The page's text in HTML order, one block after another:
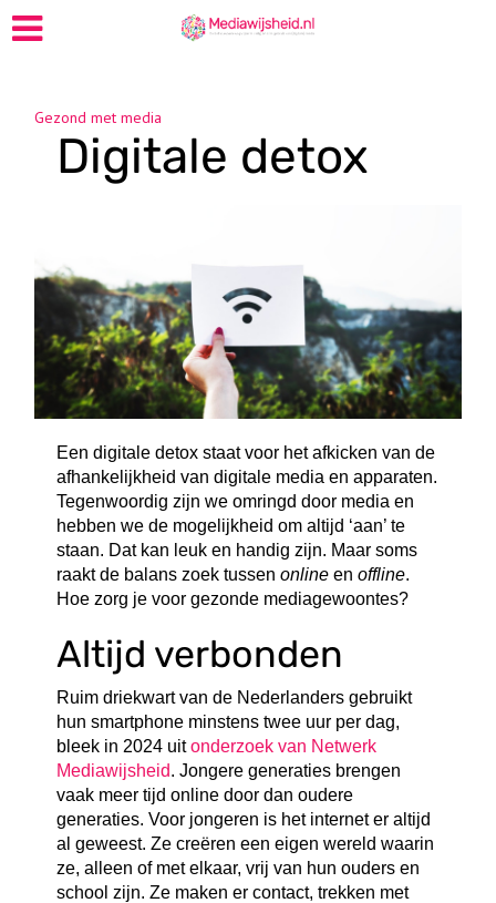
Gezond met media
Digitale detox
Een digitale detox staat voor het afkicken van de
afhankelijkheid van digitale media en apparaten.
Tegenwoordig zijn we omringd door media en
hebben we de mogelijkheid om altijd ‘aan’ te
staan. Dat kan leuk en handig zijn. Maar soms
raakt de balans zoek tussenonline enoffline.
Hoe zorg je voor gezonde mediagewoontes?
Altijd verbonden
Ruim driekwart van de Nederlanders gebruikt
hun smartphone minstens twee uur per dag,
bleek in 2024 uitonderzoek van Netwerk
Mediawijsheid. Jongere generaties brengen
vaak meer tijd online door dan oudere
generaties. Voor jongeren is het internet er altijd
al geweest. Ze creëren een eigen wereld waarin
ze, alleen of met elkaar, vrij van hun ouders en
school zijn. Ze maken er contact, trekken met